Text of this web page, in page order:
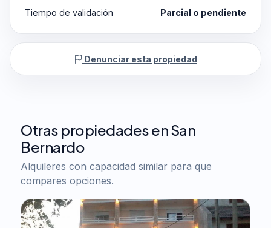
Tiempo de validación
Parcial o pendiente
Denunciar esta propiedad
Otras propiedades en San
Bernardo
Alquileres con capacidad similar para que
compares opciones.